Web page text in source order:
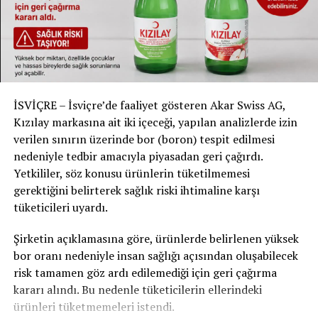
— FARUK TURGUT (@FARKTRGT)January 8, 2024
İSVİÇRE – İsviçre’de faaliyet gösteren Akar Swiss AG,
Kızılay markasına ait iki içeceği, yapılan analizlerde izin
verilen sınırın üzerinde bor (boron) tespit edilmesi
nedeniyle tedbir amacıyla piyasadan geri çağırdı.
Yetkililer, söz konusu ürünlerin tüketilmemesi
gerektiğini belirterek sağlık riski ihtimaline karşı
tüketicileri uyardı.
Şirketin açıklamasına göre, ürünlerde belirlenen yüksek
bor oranı nedeniyle insan sağlığı açısından oluşabilecek
risk tamamen göz ardı edilemediği için geri çağırma
kararı alındı. Bu nedenle tüketicilerin ellerindeki
ürünleri tüketmemeleri istendi.